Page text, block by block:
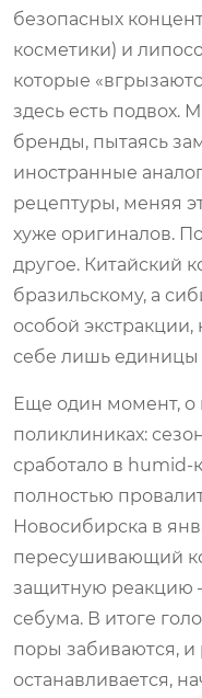
безопасных
косметики) и
которые
здесь есть подвох.
бренды, пытаясь
иностранные
рецептуры, меняя
хуже оригиналов.
другое. Китайский
бразильскому, а
особой экстракции,
себе лишь единицы
Еще один момент, о
поликлиниках:
сработало в humid-
полностью
Новосибирска в
пересушивающий
защитную реакцию
себума. В итоге
поры забиваются, и
останавливается,